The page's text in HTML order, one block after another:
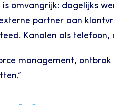
omvangrijk: dagelijks
externe partner aan
Kanalen als
management,